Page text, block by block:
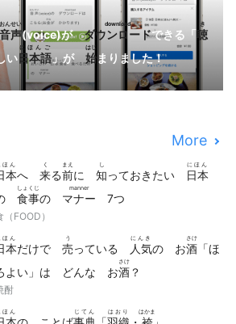
音声
おんせい
(voice)がダウンロード
download
できる「聴
き
い日本語
にほんご
」が 始
はじ
まりました！
More
本
ほん
へ 来
く
る前
まえ
に 知
し
っておきたい 日本
にほん
食事
しょくじ
の マナー
manner
7つ
（FOOD）
本
ほん
だけで 売
う
っている 人気
にんき
の お酒
さけ
「ほ
よい」は どんな お酒
さけ
？
酎
ほん じてん はおり はかま